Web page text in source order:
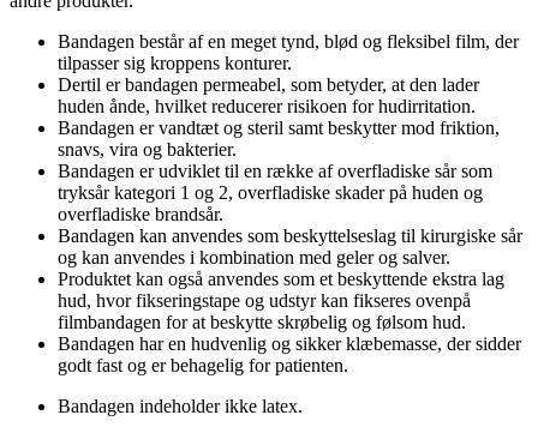
Bandagen består af en meget tynd, blød og fleksibel film, der
tilpasser sig kroppens konturer.
Dertil er bandagen permeabel, som betyder, at den lader
huden ånde, hvilket reducerer risikoen for hudirritation.
Bandagen er vandtæt og steril samt beskytter mod friktion,
snavs, vira og bakterier.
Bandagen er udviklet til en række af overfladiske sår som
tryksår kategori 1 og 2, overfladiske skader på huden og
overfladiske brandsår.
Bandagen kan anvendes som beskyttelseslag til kirurgiske sår
og kan anvendes i kombination med geler og salver.
Produktet kan også anvendes som et beskyttende ekstra lag
hud, hvor fikseringstape og udstyr kan fikseres ovenpå
filmbandagen for at beskytte skrøbelig og følsom hud.
Bandagen har en hudvenlig og sikker klæbemasse, der sidder
godt fast og er behagelig for patienten.
Bandagen indeholder ikke latex.